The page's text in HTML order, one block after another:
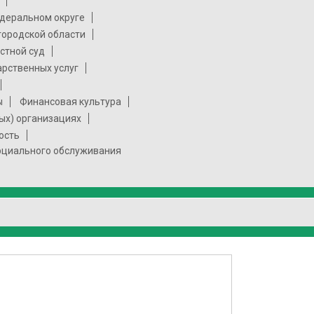
округе
области
суд
услуг
Финансовая культура
организациях
обслуживания